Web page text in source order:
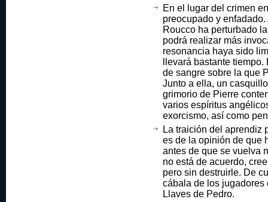
En el lugar del crimen
preocupado y
Roucco ha perturbado
podrá realizar más
resonancia haya sido
llevará bastante
de sangre sobre la que
Junto a ella, un
grimorio de Pierre
varios espíritus
exorcismo, así como
La traición del aprendiz
es de la opinión de que
antes de que se vuelva
no está de acuerdo,
pero sin destruirle. De
cábala de los jugadores
Llaves de Pedro.